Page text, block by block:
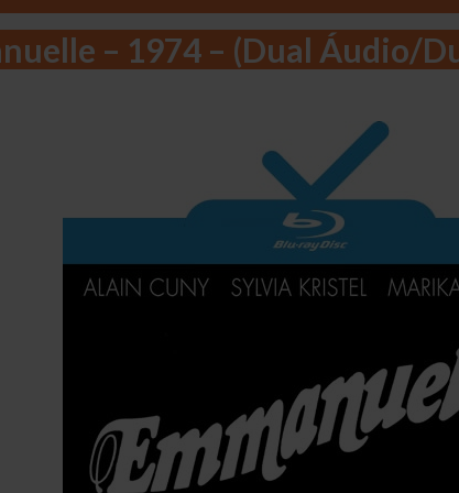
– 1974 – (Dual Áudio/